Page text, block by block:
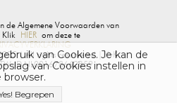
de Algemene Voorwaarden van
Klik HIER om deze te
| All rights reservered | KvK:
ID NL001678662B59
van Cookies. Je kan de
van Cookies instellen in
browser.
Begrepen